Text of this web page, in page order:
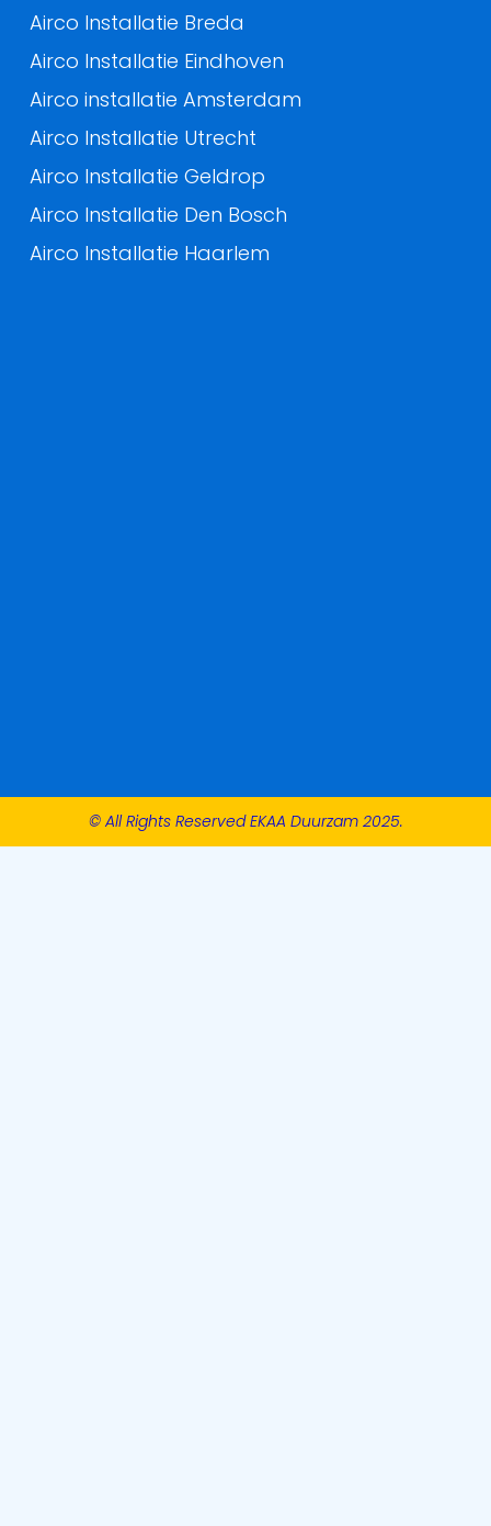
Airco Installatie Breda
Airco Installatie Eindhoven
Airco installatie Amsterdam
Airco Installatie Utrecht
Airco Installatie Geldrop
Airco Installatie Den Bosch
Airco Installatie Haarlem
© All Rights Reserved EKAA Duurzam 2025.